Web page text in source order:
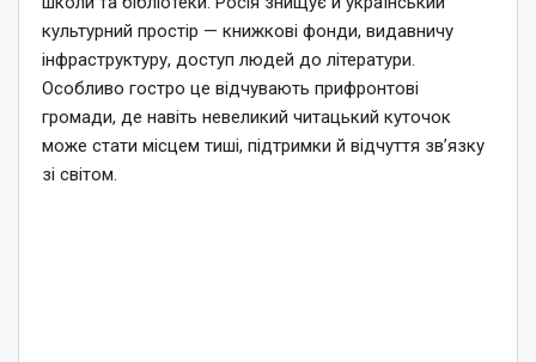
культурний простір — книжкові фонди, видавничу
інфраструктуру, доступ людей до літератури.
Особливо гостро це відчувають прифронтові
громади, де навіть невеликий читацький куточок
може стати місцем тиші, підтримки й відчуття зв’язку
зі світом.